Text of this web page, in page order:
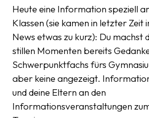
Heute eine Information speziell
Klassen (sie kamen in letzter Zeit
News etwas zu kurz): Du machst
stillen Momenten bereits
Schwerpunktfachs fürs
aber keine angezeigt.
und deine Eltern an den
Informationsveranstaltungen